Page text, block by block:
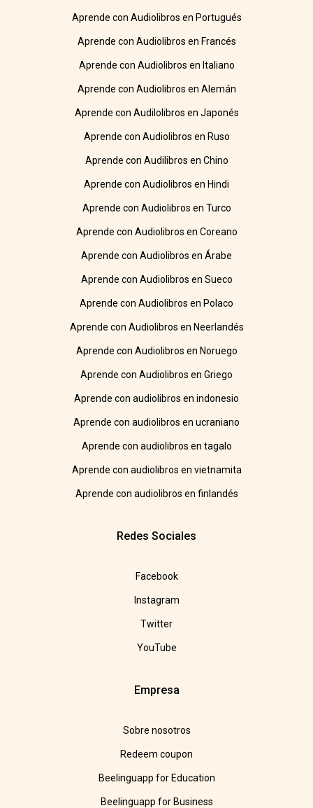
Aprende con Audiolibros en Portugués
Aprende con Audiolibros en Francés
Aprende con Audiolibros en Italiano
Aprende con Audiolibros en Alemán
Aprende con Audilolibros en Japonés
Aprende con Audiolibros en Ruso
Aprende con Audilibros en Chino
Aprende con Audiolibros en Hindi
Aprende con Audiolibros en Turco
Aprende con Audiolibros en Coreano
Aprende con Audiolibros en Árabe
Aprende con Audiolibros en Sueco
Aprende con Audiolibros en Polaco
Aprende con Audiolibros en Neerlandés
Aprende con Audiolibros en Noruego
Aprende con Audiolibros en Griego
Aprende con audiolibros en indonesio
Aprende con audiolibros en ucraniano
Aprende con audiolibros en tagalo
Aprende con audiolibros en vietnamita
Aprende con audiolibros en finlandés
Redes Sociales
Facebook
Instagram
Twitter
YouTube
Empresa
Sobre nosotros
Redeem coupon
Beelinguapp for Education
Beelinguapp for Business